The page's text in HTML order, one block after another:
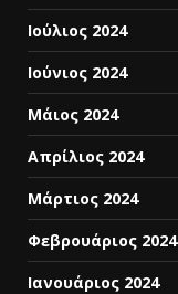
Ιούλιος 2024
Ιούνιος 2024
Μάιος 2024
Απρίλιος 2024
Μάρτιος 2024
Φεβρουάριος 2024
Ιανουάριος 2024